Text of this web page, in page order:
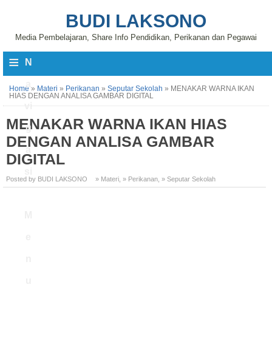
BUDI LAKSONO
Media Pembelajaran, Share Info Pendidikan, Perikanan dan Pegawai
≡ N
vi
g
a
Home » Materi » Perikanan » Seputar Sekolah » MENAKAR WARNA IKAN
HIAS DENGAN ANALISA GAMBAR DIGITAL
MENAKAR WARNA IKAN HIAS
DENGAN ANALISA GAMBAR
DIGITAL
Posted by BUDI LAKSONO » Materi » Perikanan » Seputar Sekolah